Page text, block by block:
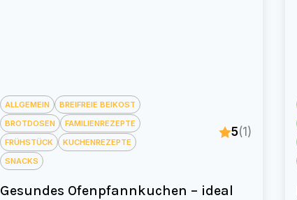
ALLGEMEIN
BREIFREIE BEIKOST
BROTDOSEN
FAMILIENREZEPTE
FRÜHSTÜCK
KUCHENREZEPTE
SNACKS
5(1)
Gesundes Ofenpfannkuchen – ideal